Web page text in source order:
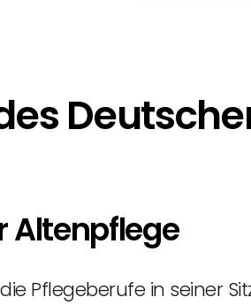
Altenpflege
Pflegeberufe in seiner